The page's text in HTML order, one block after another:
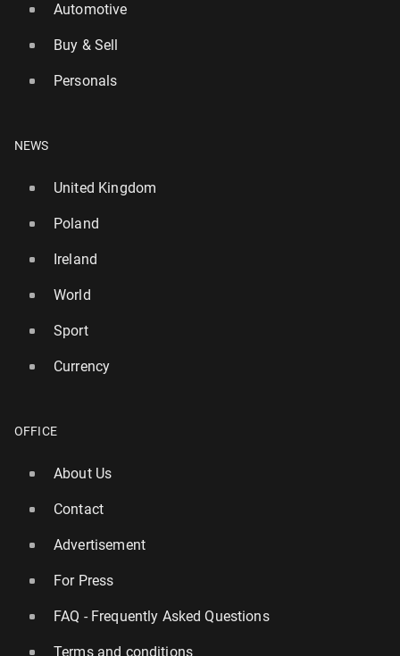
Automotive
Buy & Sell
Personals
NEWS
United Kingdom
Poland
Ireland
World
Sport
Currency
OFFICE
About Us
Contact
Advertisement
For Press
FAQ - Frequently Asked Questions
Terms and conditions